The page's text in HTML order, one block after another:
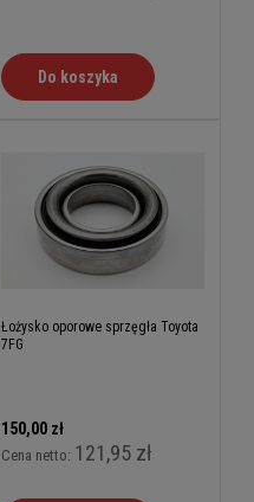
Do koszyka
Łożysko oporowe sprzęgła Toyota
7FG
150,00 zł
Cena netto: 121,95 zł